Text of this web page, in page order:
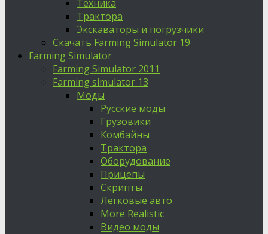
Техника
Трактора
Экскаваторы и погрузчики
Скачать Farming Simulator 19
Farming Simulator
Farming Simulator 2011
Farming simulator 13
Моды
Русские моды
Грузовики
Комбайны
Трактора
Оборудование
Прицепы
Скрипты
Легковые авто
More Realistic
Видео моды